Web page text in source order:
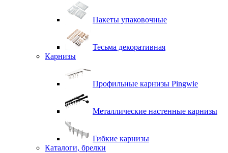
Пакеты упаковочные
Тесьма декоративная
Карнизы
Профильные карнизы Pingwie
Металлические настенные карнизы
Гибкие карнизы
Каталоги, брелки